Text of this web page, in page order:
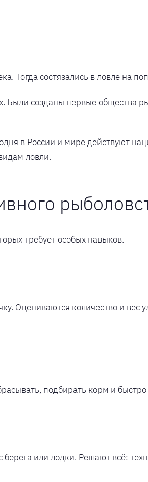
Тогда состязались в ловле на
Были созданы первые общества
в России и мире действуют
ловли.
требует особых навыков.
Оцениваются количество и вес
подбирать корм и быстро
или лодки. Решают всё: